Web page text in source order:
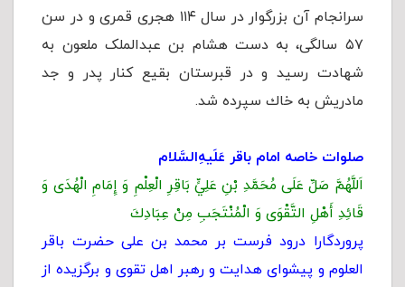
سرانجام آن بزرگوار در سال ۱۱۴ هجری قمری و در سن
۵۷ سالگی، به دست هشام بن عبدالملک ملعون به
شهادت رسید و در قبرستان بقیع کنار پدر و جد
مادریش به خاك سپرده شد.
صلوات خاصه امام باقر عَلَیهِ‌السَّلام
اَللَّهُمَّ صَلِّ عَلَى مُحَمَّدِ بْنِ عَلِيٍّ بَاقِرِ الْعِلْمِ وَ إِمَامِ الْهُدَى وَ
قَائِدِ أَهْلِ التَّقْوَى وَ الْمُنْتَجَبِ مِنْ عِبَادِكَ‏
پروردگارا درود فرست بر محمد بن على حضرت باقر
العلوم و پيشواى هدايت و رهبر اهل تقوى و برگزيده از